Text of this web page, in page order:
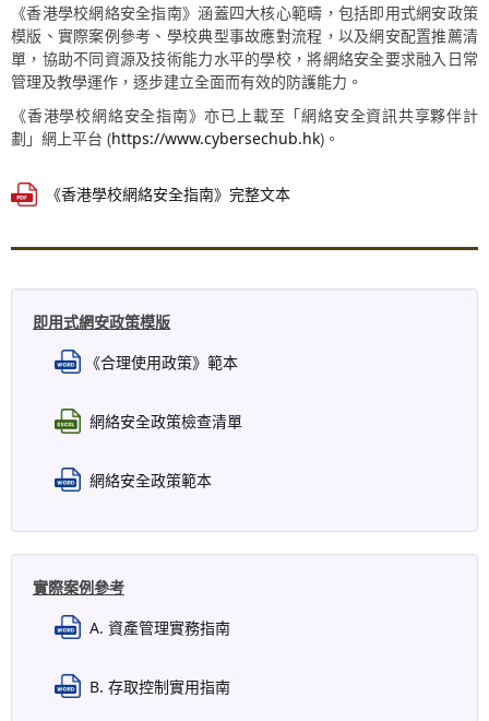
《香港學校網絡安全指南》涵蓋四大核心範疇，包括即用式網安政策
模版、實際案例參考、學校典型事故應對流程，以及網安配置推薦清
單，協助不同資源及技術能力水平的學校，將網絡安全要求融入日常
管理及教學運作，逐步建立全面而有效的防護能力。
《香港學校網絡安全指南》亦已上載至「網絡安全資訊共享夥伴計
劃」網上平台 (https://www.cybersechub.hk)。
《香港學校網絡安全指南》完整文本
即用式網安政策模版
《合理使用政策》範本
網絡安全政策檢查清單
網絡安全政策範本
實際案例參考
A. 資產管理實務指南
B. 存取控制實用指南